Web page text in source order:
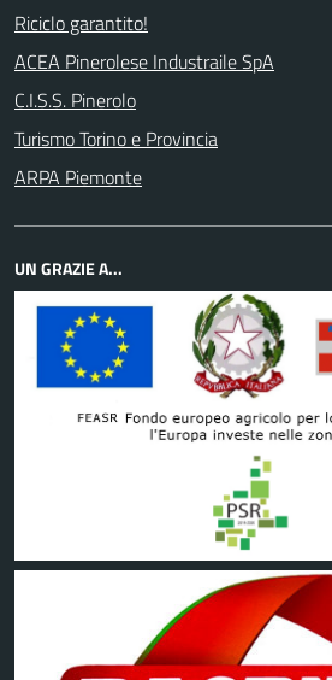
Riciclo garantito!
ACEA Pinerolese Industraile SpA
C.I.S.S. Pinerolo
Turismo Torino e Provincia
ARPA Piemonte
UN GRAZIE A...